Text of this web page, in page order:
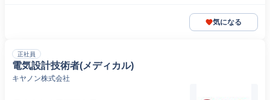
気になる
正社員
電気設計技術者(メディカル)
キヤノン株式会社